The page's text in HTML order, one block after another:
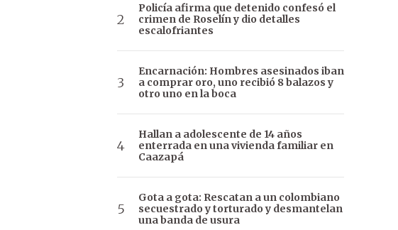
Policía afirma que detenido confesó el
crimen de Roselín y dio detalles
escalofriantes
Encarnación: Hombres asesinados iban
a comprar oro, uno recibió 8 balazos y
otro uno en la boca
Hallan a adolescente de 14 años
enterrada en una vivienda familiar en
Caazapá
Gota a gota: Rescatan a un colombiano
secuestrado y torturado y desmantelan
una banda de usura